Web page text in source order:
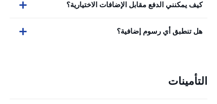
كيف يمكنني الدفع مقابل الإضافات الاختيارية؟
هل تنطبق أي رسوم إضافية؟
التأمينات